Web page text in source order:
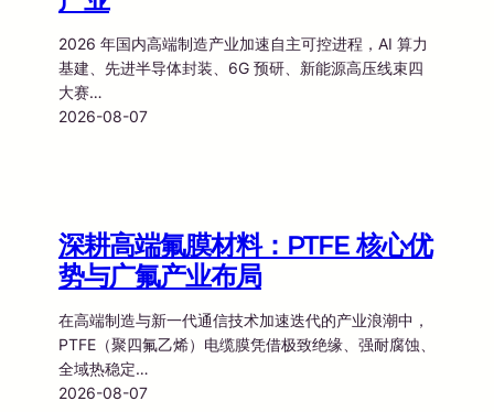
2026 年国内高端制造产业加速自主可控进程，AI 算力
基建、先进半导体封装、6G 预研、新能源高压线束四
大赛…
2026-08-07
深耕高端氟膜材料：PTFE 核心优
势与广氟产业布局
在高端制造与新一代通信技术加速迭代的产业浪潮中，
PTFE（聚四氟乙烯）电缆膜凭借极致绝缘、强耐腐蚀、
全域热稳定…
2026-08-07